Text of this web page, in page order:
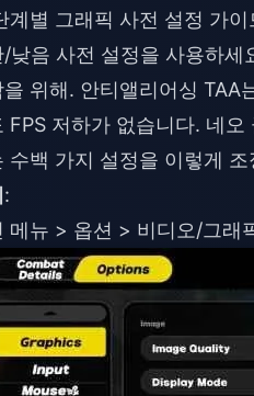
계별 그래픽 사전 설정 가이
/낮음 사전 설정을 사용하
을 위해. 안티앨리어싱 TAA
FPS 저하가 없습니다. 네
수백 가지 설정을 이렇게
:
메뉴 > 옵션 > 비디오/그래